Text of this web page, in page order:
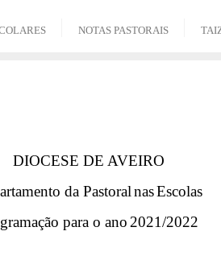
NOTAS PASTORAIS
DIOCESE DE AVEIRO
da Pastoral ​​nas ​​Escolas
para o ano ​​2021/2022